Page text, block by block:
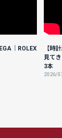
｜ROLEX
【時
見て
3本
2026/